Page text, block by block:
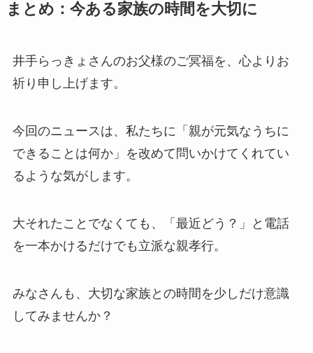
まとめ：今ある家族の時間を大切に
井手らっきょさんのお父様のご冥福を、心よりお
祈り申し上げます。
今回のニュースは、私たちに「親が元気なうちに
できることは何か」を改めて問いかけてくれてい
るような気がします。
大それたことでなくても、「最近どう？」と電話
を一本かけるだけでも立派な親孝行。
みなさんも、大切な家族との時間を少しだけ意識
してみませんか？